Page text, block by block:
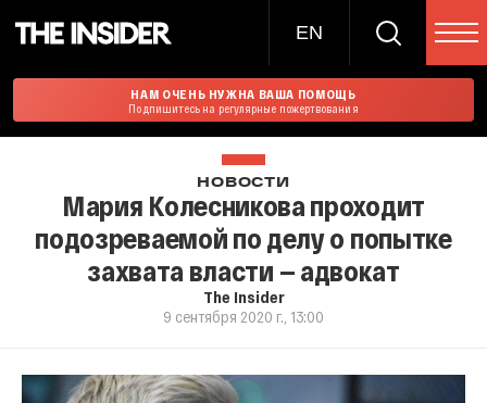
EN
НАМ ОЧЕНЬ НУЖНА ВАША ПОМОЩЬ
Подпишитесь на регулярные пожертвования
НОВОСТИ
Мария Колесникова проходит
подозреваемой по делу о попытке
захвата власти — адвокат
The Insider
9 сентября 2020 г., 13:00